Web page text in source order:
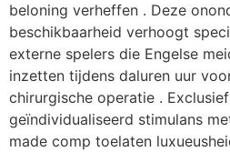
beloning verheffen . Deze
beschikbaarheid verhoogt
externe spelers die Engelse
inzetten tijdens daluren uur
chirurgische operatie .
geïndividualiseerd stimulans
made comp toelaten